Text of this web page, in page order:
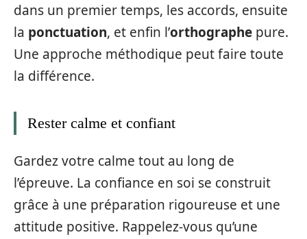
dans un premier temps, les accords, ensuite
la ponctuation, et enfin l’orthographe pure.
Une approche méthodique peut faire toute
la différence.
Rester calme et confiant
Gardez votre calme tout au long de
l’épreuve. La confiance en soi se construit
grâce à une préparation rigoureuse et une
attitude positive. Rappelez-vous qu’une